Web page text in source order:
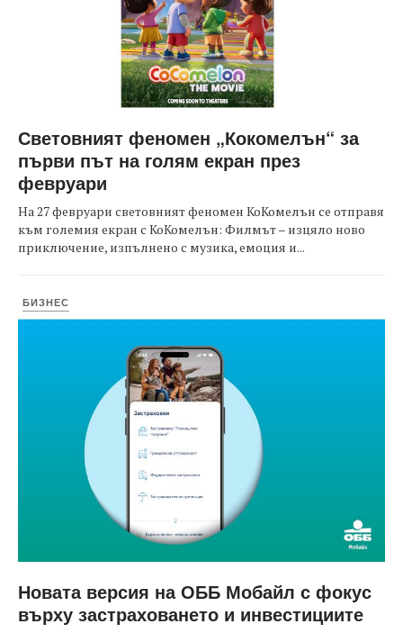
Световният феномен „Кокомелън“ за
първи път на голям екран през
февруари
На 27 февруари световният феномен КоКомелън се отправя
към големия екран с КоКомелън: Филмът – изцяло ново
приключение, изпълнено с музика, емоция и...
БИЗНЕС
Новата версия на ОББ Мобайл с фокус
върху застраховането и инвестициите